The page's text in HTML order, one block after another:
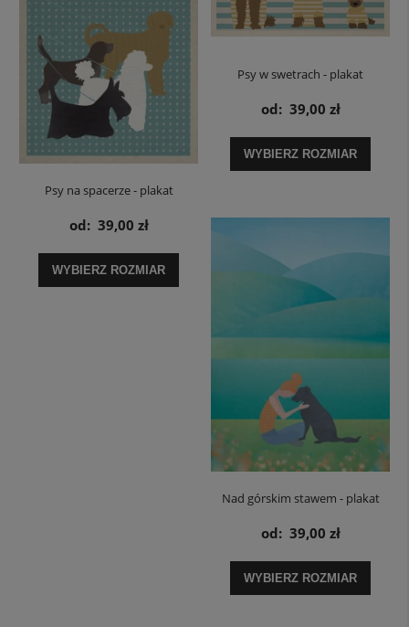
Psy na spacerze - plakat
od: 39,00 zł
WYBIERZ ROZMIAR
Psy w swetrach - plakat
od: 39,00 zł
WYBIERZ ROZMIAR
Nad górskim stawem - plakat
od: 39,00 zł
WYBIERZ ROZMIAR